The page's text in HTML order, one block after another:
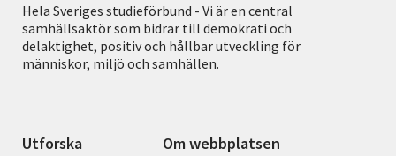
Hela Sveriges studieförbund - Vi är en central
samhällsaktör som bidrar till demokrati och
delaktighet, positiv och hållbar utveckling för
människor, miljö och samhällen.
Utforska Om webbplatsen